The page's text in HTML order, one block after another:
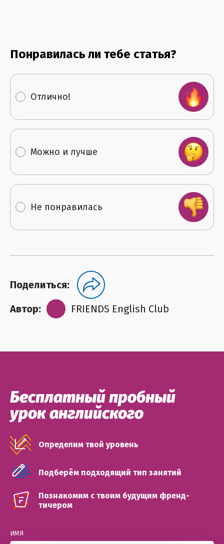
Понравилась ли тебе статья?
Отлично!
Можно и лучше
Не понравилась
Поделиться:
Автор:
FRIENDS English Club
Бесплатный пробный
урок английского
Определим твой уровень
Подберём подходящий тип занятий
Познакомим с твоим будущим френд-
тичером
ИМЯ